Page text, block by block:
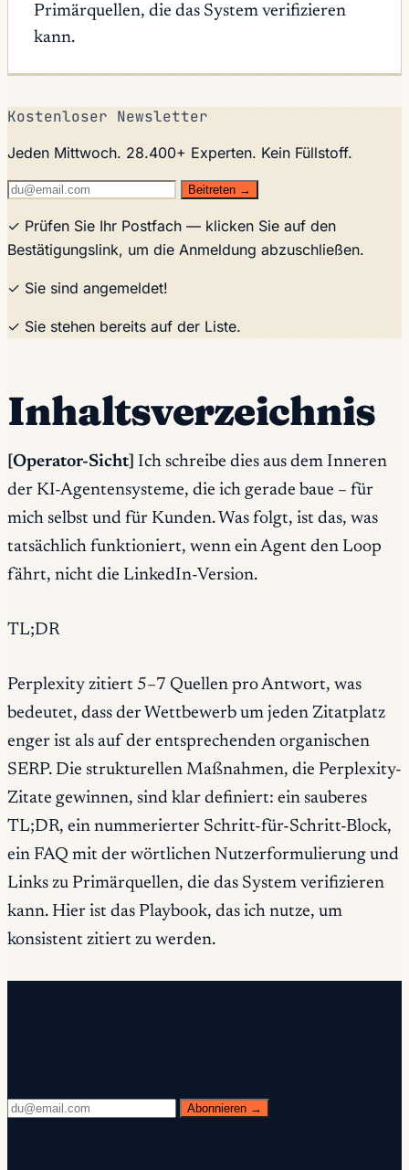
Primärquellen, die das System verifizieren
kann.
Kostenloser Newsletter
Jeden Mittwoch. 28.400+ Experten. Kein Füllstoff.
Beitreten →
✓ Prüfen Sie Ihr Postfach — klicken Sie auf den
Bestätigungslink, um die Anmeldung abzuschließen.
✓ Sie sind angemeldet!
✓ Sie stehen bereits auf der Liste.
Inhaltsverzeichnis
[Operator-Sicht] Ich schreibe dies aus dem Inneren
der KI-Agentensysteme, die ich gerade baue – für
mich selbst und für Kunden. Was folgt, ist das, was
tatsächlich funktioniert, wenn ein Agent den Loop
fährt, nicht die LinkedIn-Version.
TL;DR
Perplexity zitiert 5–7 Quellen pro Antwort, was
bedeutet, dass der Wettbewerb um jeden Zitatplatz
enger ist als auf der entsprechenden organischen
SERP. Die strukturellen Maßnahmen, die Perplexity-
Zitate gewinnen, sind klar definiert: ein sauberes
TL;DR, ein nummerierter Schritt-für-Schritt-Block,
ein FAQ mit der wörtlichen Nutzerformulierung und
Links zu Primärquellen, die das System verifizieren
kann. Hier ist das Playbook, das ich nutze, um
konsistent zitiert zu werden.
Abonnieren →